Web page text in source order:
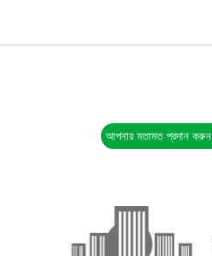
আপনার মতামত প্রদান করুন